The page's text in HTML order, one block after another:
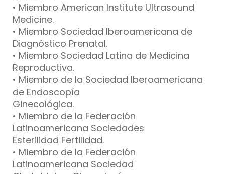
• Miembro American Institute Ultrasound
Medicine.
• Miembro Sociedad Iberoamericana de
Diagnóstico Prenatal.
• Miembro Sociedad Latina de Medicina
Reproductiva.
• Miembro de la Sociedad Iberoamericana
de Endoscopía
Ginecológica.
• Miembro de la Federación
Latinoamericana Sociedades
Esterilidad Fertilidad.
• Miembro de la Federación
Latinoamericana Sociedad